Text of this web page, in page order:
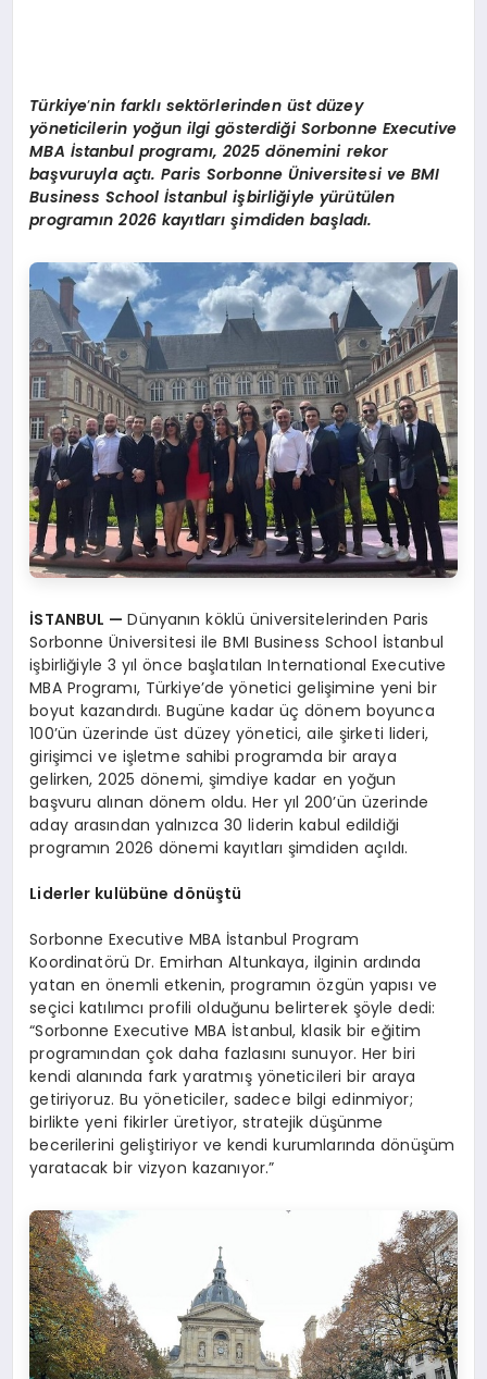
Türkiye’nin farklı sektörlerinden üst düzey
yöneticilerin yoğun ilgi gösterdiği Sorbonne Executive
MBA İstanbul programı, 2025 dönemini rekor
başvuruyla açtı. Paris SorbonneÜniversitesi ve BMI
Business School İstanbul işbirliğiyle yürütülen
programın 2026 kayıtları şimdiden başladı.
İSTANBUL —Dünyanın köklü üniversitelerinden Paris
Sorbonne Üniversitesi ile BMI Business School İstanbul
işbirliğiyle 3 yıl önce başlatılan International Executive
MBA Programı, Türkiye’de yönetici gelişimine yeni bir
boyut kazandırdı. Bugüne kadar üç dönem boyunca
100’ün üzerinde üst düzey yönetici, aile şirketi lideri,
girişimci ve işletme sahibi programda bir araya
gelirken, 2025 dönemi, şimdiye kadar en yoğun
başvuru alınan dönem oldu. Her yıl 200’ün üzerinde
aday arasından yalnızca 30 liderin kabul edildiği
programın 2026 dönemi kayıtları şimdiden açıldı.
Liderler kulübüne dönüştü
Sorbonne Executive MBA İstanbul Program
Koordinatörü Dr. Emirhan Altunkaya, ilginin ardında
yatan en önemli etkenin, programın özgün yapısı ve
seçici katılımcı profili olduğunu belirterek şöyle dedi:
“Sorbonne Executive MBA İstanbul, klasik bir eğitim
programından çok daha fazlasını sunuyor. Her biri
kendi alanında fark yaratmış yöneticileri bir araya
getiriyoruz. Bu yöneticiler, sadece bilgi edinmiyor;
birlikte yeni fikirler üretiyor, stratejik düşünme
becerilerini geliştiriyor ve kendi kurumlarında dönüşüm
yaratacak bir vizyon kazanıyor.”